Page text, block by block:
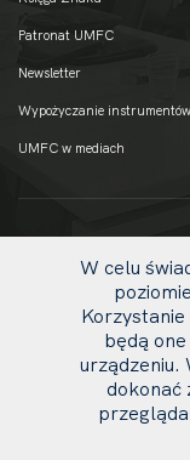
Patronat UMFC
Newsletter
Wypożyczanie instrumentów
UMFC w mediach
© 2020 UMFC
W celu
będą
urządzeniu.
dokonać